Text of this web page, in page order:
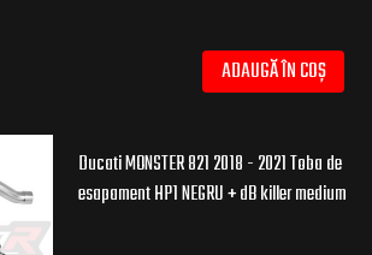
ADAUGĂ ÎN COȘ
Ducati MONSTER 821 2018 - 2021 Toba de
esapament HP1 NEGRU + dB killer medium